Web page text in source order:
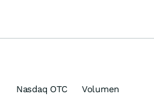
Nasdaq OTC
Volumen